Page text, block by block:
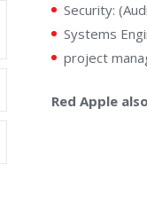
Security:
Systems
project
Red Apple